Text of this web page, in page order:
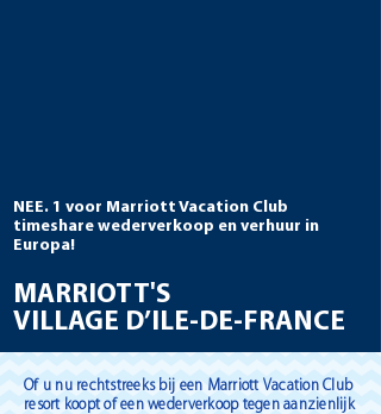
NEE. 1 voor Marriott Vacation Club
timeshare wederverkoop en verhuur in
Europa!
MARRIOTT'S
VILLAGE D’ILE-DE-FRANCE
Of u nu rechtstreeks bij een Marriott Vacation Club
resort koopt of een wederverkoop tegen aanzienlijk